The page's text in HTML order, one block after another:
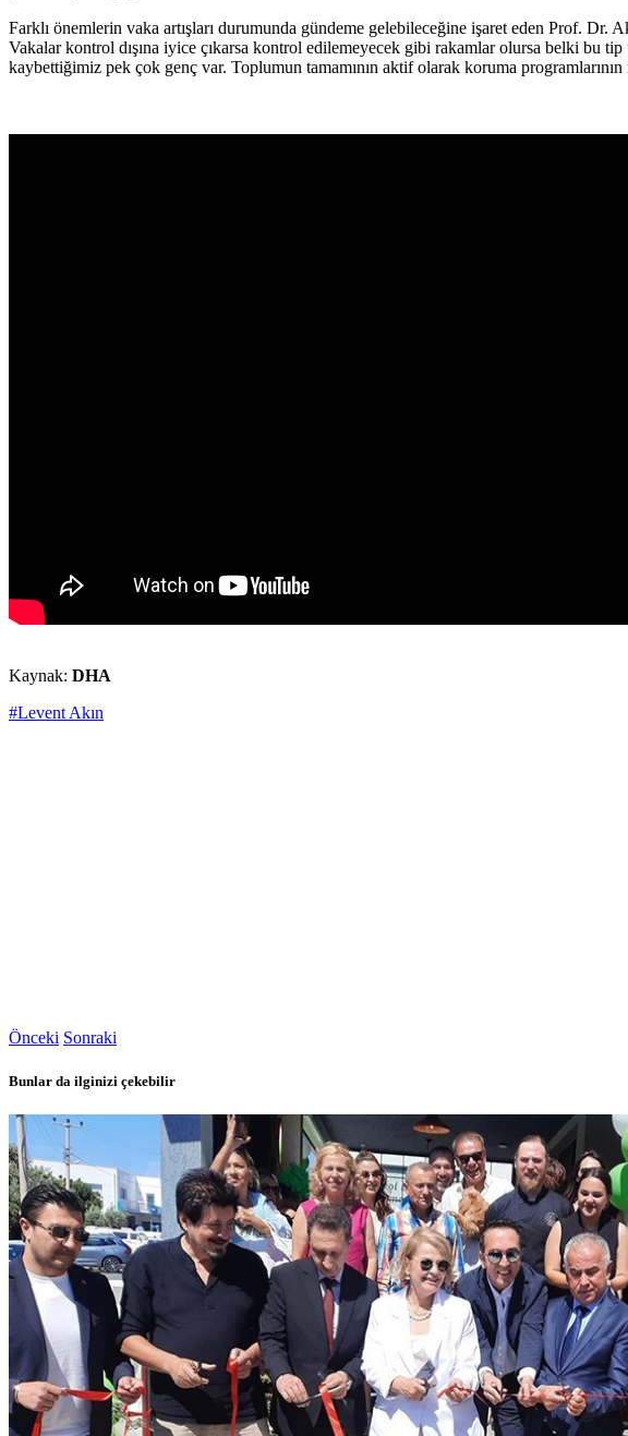
Farklı önemlerin vaka artışları durumunda gündeme gelebileceğine işaret eden Prof.
Vakalar kontrol dışına iyice çıkarsa kontrol edilemeyecek gibi rakamlar olursa belki bu
kaybettiğimiz pek çok genç var. Toplumun tamamının aktif olarak koruma
Kaynak: DHA
#Levent Akın
Önceki Sonraki
Bunlar da ilginizi çekebilir